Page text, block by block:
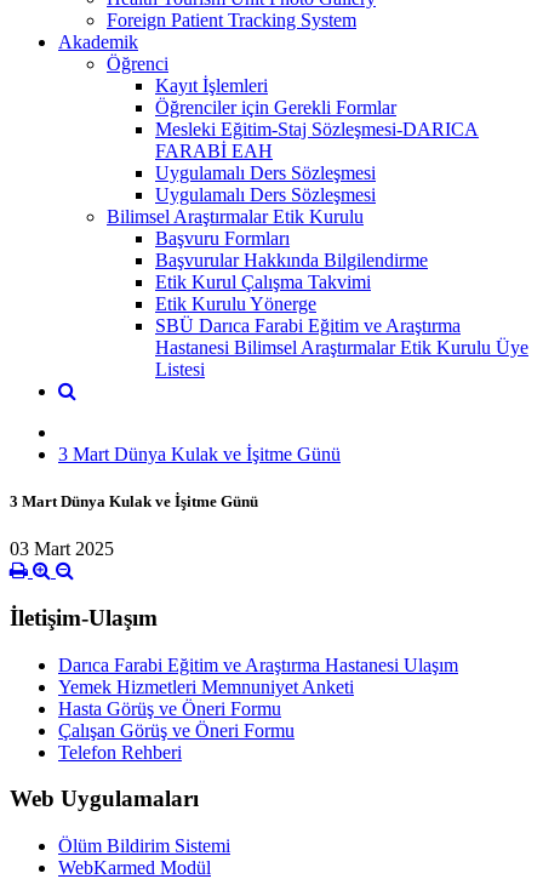
Foreign Patient Tracking System
Akademik
Öğrenci
Kayıt İşlemleri
Öğrenciler için Gerekli Formlar
Mesleki Eğitim-Staj Sözleşmesi-DARICA
FARABİ EAH
Uygulamalı Ders Sözleşmesi
Uygulamalı Ders Sözleşmesi
Bilimsel Araştırmalar Etik Kurulu
Başvuru Formları
Başvurular Hakkında Bilgilendirme
Etik Kurul Çalışma Takvimi
Etik Kurulu Yönerge
SBÜ Darıca Farabi Eğitim ve Araştırma
Hastanesi Bilimsel Araştırmalar Etik Kurulu Üye
Listesi
3 Mart Dünya Kulak ve İşitme Günü
3 Mart Dünya Kulak ve İşitme Günü
03 Mart 2025
İletişim-Ulaşım
Darıca Farabi Eğitim ve Araştırma Hastanesi Ulaşım
Yemek Hizmetleri Memnuniyet Anketi
Hasta Görüş ve Öneri Formu
Çalışan Görüş ve Öneri Formu
Telefon Rehberi
Web Uygulamaları
Ölüm Bildirim Sistemi
WebKarmed Modül